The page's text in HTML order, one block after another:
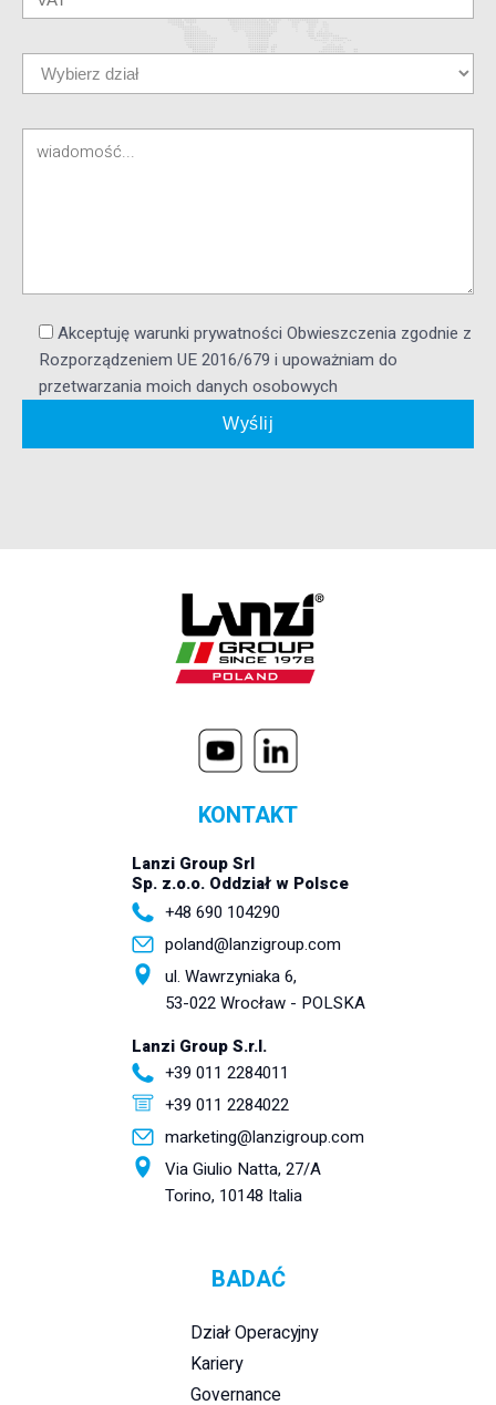
Akceptuję warunki prywatności Obwieszczenia zgodnie z
Rozporządzeniem UE 2016/679 i upoważniam do
przetwarzania moich danych osobowych
KONTAKT
Lanzi Group Srl
Sp. z.o.o. Oddział w Polsce
+48 690 104290
poland@lanzigroup.com
ul. Wawrzyniaka 6,
53-022 Wrocław - POLSKA
Lanzi Group S.r.l.
+39 011 2284011
+39 011 2284022
marketing@lanzigroup.com
Via Giulio Natta, 27/A
Torino, 10148 Italia
BADAĆ
Dział Operacyjny
Kariery
Governance